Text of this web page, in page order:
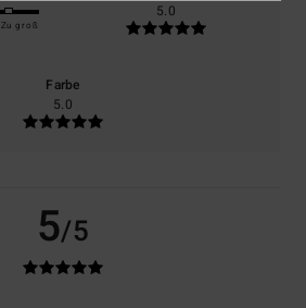
Zu groß
5.0
Farbe
5.0
5/5